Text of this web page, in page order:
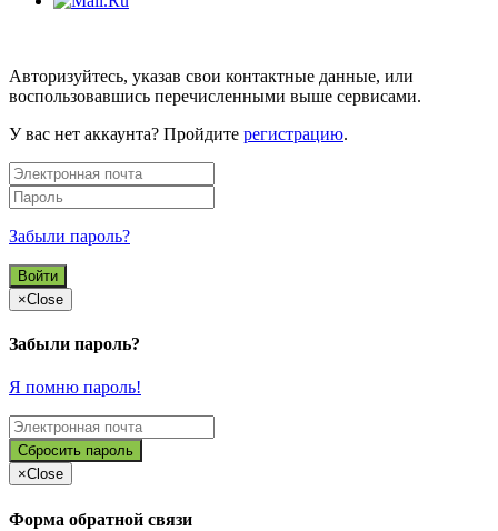
Авторизуйтесь, указав свои контактные данные, или
воспользовавшись перечисленными выше сервисами.
У вас нет аккаунта? Пройдите регистрацию.
Забыли пароль?
×Close
Забыли пароль?
Я помню пароль!
×Close
Форма обратной связи